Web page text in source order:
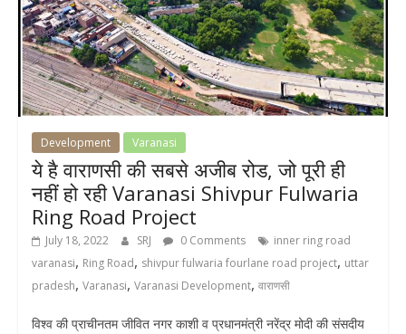
Development Varanasi
ये है वाराणसी की सबसे अजीब रोड, जो पूरी ही
नहीं हो रही Varanasi Shivpur Fulwaria
Ring Road Project
July 18, 2022 SRJ 0 Comments
inner ring road
varanasi, Ring Road, shivpur fulwaria fourlane road project, uttar
pradesh, Varanasi, Varanasi Development, वाराणसी
विश्व की प्राचीनतम जीवित नगर काशी व प्रधानमंत्री नरेंद्र मोदी की संसदीय